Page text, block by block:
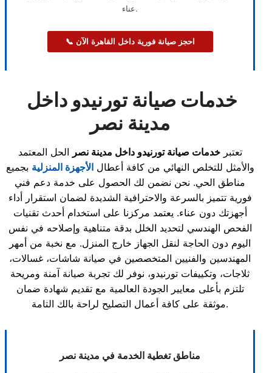
عناء.
📞 احجز صيانة فورية داخل القاهرة الآن
مدينة نصر
تعتبرخدمات صيانة تورنيدو داخل مدينة نصر الحل المعتمد
والأمثل للتخلص النهائي من كافة أعطالالأجهزة المنزلية بجميع
مناطق الحي. نحن نضمن لك الحصول على خدمة دعم فني
فورية تتميز بالسرعة والاحترافية الشديدة لضمان استقرار أداء
أجهزتك دون عناء. يعتمد مركزنا على استخدام أحدث تقنيات
الفحص الهندسي لتحديد الخلل بدقة متناهية وإصلاحه في نفس
اليوم دون الحاجة لنقل الجهاز خارج المنزل. مع نخبة من أمهر
المهندسين والفنيين المتخصصين في صيانة شاشات، غسالات،
ثلاجات، وتكييفات تورنيدو، نوفر لك تجربة صيانة آمنة ومريحة
تلتزم بأعلى معايير الجودة العالمية مع تقديم شهادة ضمان
موثقة على كافة أعمال التصليح لراحة بالك التامة.
مناطق تغطية الخدمة في مدينة نصر